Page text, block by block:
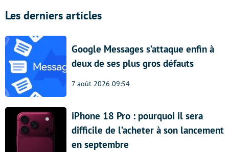
Les derniers articles
Google Messages s’attaque enfin à
deux de ses plus gros défauts
7 août 2026 09:54
iPhone 18 Pro : pourquoi il sera
difficile de l’acheter à son lancement
en septembre